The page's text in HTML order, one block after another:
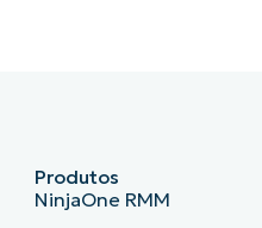
Produtos
NinjaOne RMM